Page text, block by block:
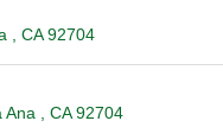
, CA 92704
, CA 92704